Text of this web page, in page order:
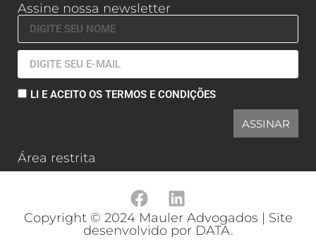
Assine nossa newsletter
LI E ACEITO OS TERMOS E CONDIÇÕES
ASSINAR
Área restrita
Copyright © 2024 Mauler Advogados | Site
desenvolvido por DATA.